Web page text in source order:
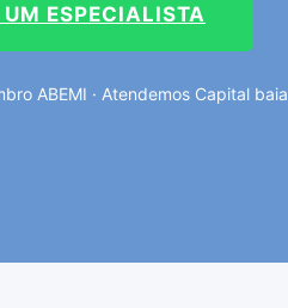
ESPECIALISTA
ABEMI · Atendemos Capital